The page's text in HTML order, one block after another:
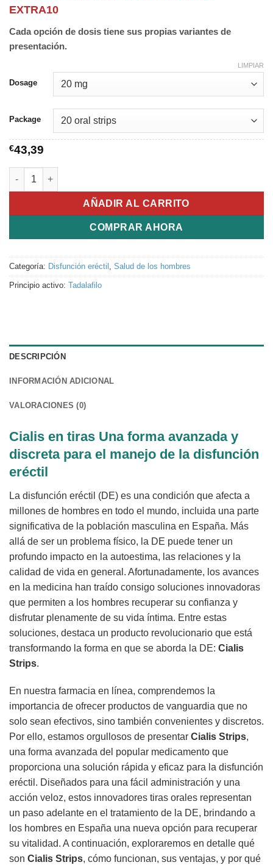
EXTRA10
Cada opción de dosis tiene sus propias variantes de
presentación.
Dosage
Package
LIMPIAR
€43,39
Cialis Strips cantidad
AÑADIR AL CARRITO
COMPRAR AHORA
Categoría: Disfunción eréctil Salud de los hombres
Principio activo: Tadalafilo
DESCRIPCIÓN
INFORMACIÓN ADICIONAL
VALORACIONES (0)
Cialis en tiras Una forma avanzada y
discreta para el manejo de la disfunción
eréctil
La disfunción eréctil (DE) es una condición que afecta a
millones de hombres en todo el mundo, incluida una parte
significativa de la población masculina en España. Más
allá de ser un problema físico, la DE puede tener un
profundo impacto en la autoestima, las relaciones y la
calidad de vida en general. Afortunadamente, los avances
en la medicina han traído consigo soluciones innovadoras
que permiten a los hombres recuperar su confianza y
disfrutar plenamente de su vida íntima. Entre estas
soluciones, destaca un producto revolucionario que está
transformando la forma en que se aborda la DE: Cialis
Strips.
En nuestra farmacia en línea, comprendemos la
importancia de ofrecer productos de vanguardia que no
solo sean efectivos, sino también convenientes y discretos.
Por ello, estamos orgullosos de presentar Cialis Strips,
una forma avanzada del popular medicamento que
proporciona una solución rápida y eficaz para la disfunción
eréctil. Diseñados para una fácil administración y una
acción veloz, estos innovadores tiras orales representan
un paso adelante en el tratamiento de la DE, brindando a
los hombres en España una nueva opción para recuperar
su vitalidad. A continuación, exploraremos en detalle qué
son Cialis Strips, cómo funcionan, sus ventajas, y por qué